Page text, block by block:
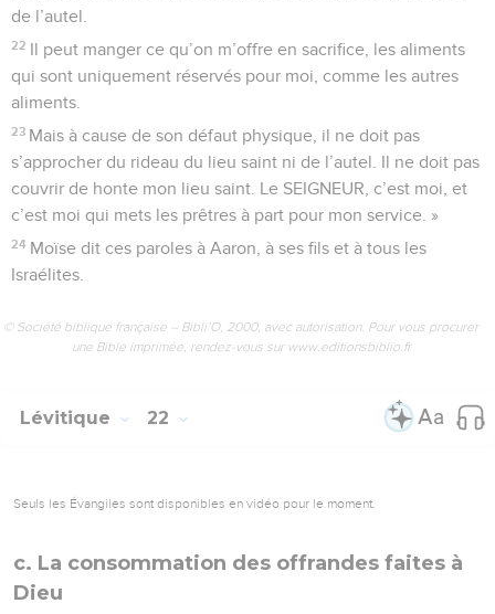
de l’autel.
22 Il peut manger ce qu’on m’offre en sacrifice, les aliments
qui sont uniquement réservés pour moi, comme les autres
aliments.
23 Mais à cause de son défaut physique, il ne doit pas
s’approcher du rideau du lieu saint ni de l’autel. Il ne doit pas
couvrir de honte mon lieu saint. Le SEIGNEUR, c’est moi, et
c’est moi qui mets les prêtres à part pour mon service. »
24 Moïse dit ces paroles à Aaron, à ses fils et à tous les
Israélites.
© Société biblique française – Bibli’O, 2000, avec autorisation. Pour vous procurer
une Bible imprimée, rendez-vous sur www.editionsbiblio.fr
Lévitique 22
Seuls les Évangiles sont disponibles en vidéo pour le moment.
c. La consommation des offrandes faites à
Dieu